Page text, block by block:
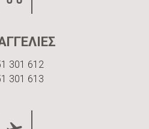
301 612
301 613